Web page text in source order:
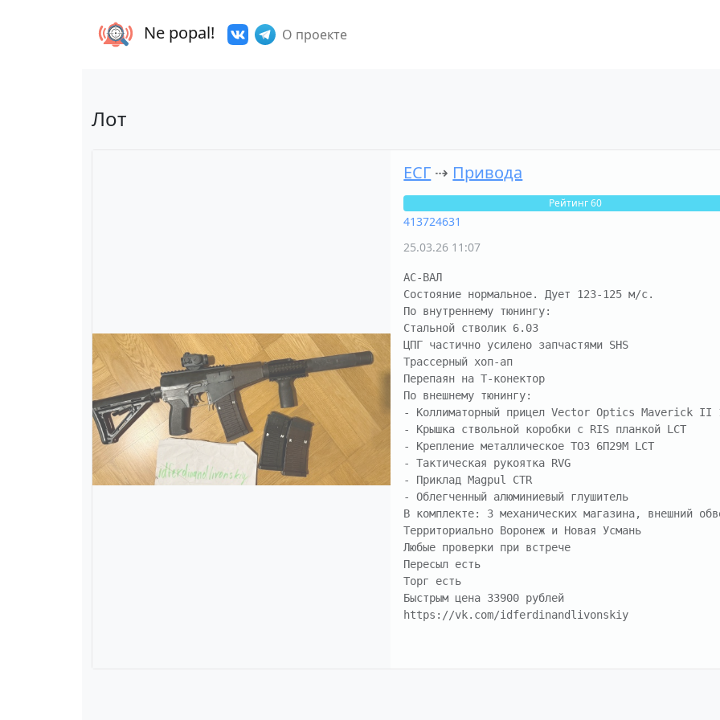
Ne popal! О проекте
Лот
ЕСГ ⇢ Привода
Рейтинг 60
413724631
25.03.26 11:07
АС-ВАЛ
Состояние нормальное. Дует 123-125 м/с.
По внутреннему тюнингу:
Стальной стволик 6.03
ЦПГ частично усилено запчастями SHS
Трассерный хоп-ап
Перепаян на Т-конектор
По внешнему тюнингу:
- Коллиматорный прицел Vector Optics Maverick II
- Крышка ствольной коробки с RIS планкой LCT
- Крепление металлическое ТОЗ 6П29М LCT
- Тактическая рукоятка RVG
- Приклад Magpul CTR
- Облегченный алюминиевый глушитель
В комплекте: 3 механических магазина, внешний
Территориально Воронеж и Новая Усмань
Любые проверки при встрече
Пересыл есть
Торг есть
Быстрым цена 33900 рублей
https://vk.com/idferdinandlivonskiy